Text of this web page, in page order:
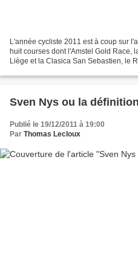
L'année cycliste 2011 est à coup sur
huit courses dont l'Amstel Gold Race,
Liège et la Clasica San Sebastien, le
Sven Nys ou la
Publié le 19/12/2011 à 19:00
Par Thomas Lecloux